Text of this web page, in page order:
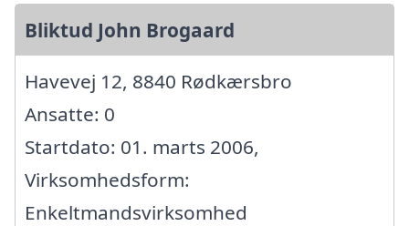
Bliktud John Brogaard
Havevej 12, 8840 Rødkærsbro
Ansatte: 0
Startdato: 01. marts 2006,
Virksomhedsform:
Enkeltmandsvirksomhed